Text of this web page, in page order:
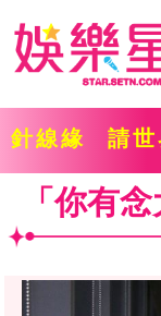
針線緣 請
「你有